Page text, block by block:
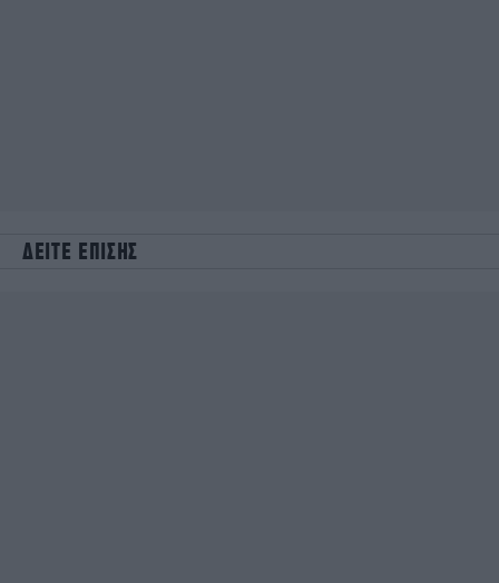
ΔΕΙΤΕ ΕΠΙΣΗΣ